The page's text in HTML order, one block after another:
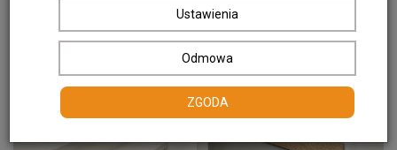
Ustawienia
Odmowa
ZGODA